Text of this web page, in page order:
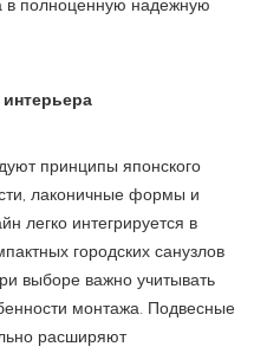
в полноценную надежную
принципы японского
лаконичные формы и
легко интегрируется в
городских санузлов
выборе важно учитывать
монтажа. Подвесные
расширяют